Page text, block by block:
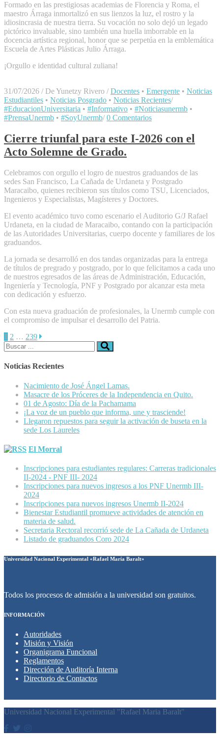
​Formado en las prestigiosas academias de Florencia y Roma, el
maestro Árraga inmortalizó en sus lienzos la luz, el rostro y la
idiosincrasia de nuestra tierra. Su vocación no solo dejó un legado
pictórico invaluable, sino también una huella imborrable en la
docencia artística regional, honor que se perpetúa en la emblemática
Escuela de Artes Plásticas Julio Árraga.
​¡Orgullo e identidad cultural zuliana!
31/07/2026 / De Yunetzy Rivero / Docentes • Emergente • Noticias
Estudiantiles • Noticias Posgrado • Noticias Recientes/
#EducacionUniversitaria • #Informativo • #Noticiasunermb •
#PrensaUnermb • #SoyUnermb/ 0 Comentarios
Cierre triunfal para este I-2026 con el
Acto Solemne de Grado.
Celebramos con orgullo el logro de nuestros graduandos de las
sedes San Francisco, La Cañada de Urdaneta y Postgrado
Maracaibo, quienes recibieron sus títulos como TSU, Licenciados,
Ingenieros y Especialistas, Magísteres y Doctores.
​El evento académico tuvo como escenario el Auditorio G/J Rafael
Urdaneta, en la ciudad de Maracaibo, contando con la participación
de las Autoridades Universitarias, cuerpo docente y familiares de los
graduandos.
La jornada se desarrolló en dos tandas organizadas para la entrega
de títulos de pregrado y postgrado, por lo que felicitamos a cada uno
de nuestros egresados de las áreas de Administración, Educación,
Ingeniería y Tecnología, PNF y Postgrado por alcanzar esta meta
con dedicación y esfuerzo.
Con esta nueva graduación de profesionales, la Unermb cumple con
el compromiso de impulsar el desarrollo del Patria.
Paginación
de
entradas
1 2 … 239
Buscar:
Noticias Recientes
Nacimiento de José Ángel Lamas.
Masacre de los Próceres de la Independencia en Quito.
01 de Agosto: Día de la Pachamama
¡La voz de un pueblo que informa, une y trasciende!
Llegaron repuestos para seguir la activación de buseta en la
sede Los Laureles
El Morral
Inscripciones para estudiantes regulares: Carreras tradicionales
II-2024 - PNF III- 2024
Inscripciones para nuevos ingresos a los PNF Unermb III-
2024
Inscripciones para nuevos ingresos Unermb II-2024
Bienestar Estudiantil promueve actividades de atención en
materia de salud.
Secretaria Rectoral recorrió sede de La Cañada de Urdaneta
Listado de graduandos Coro 2024
Universidad Nacional Experimental «Rafael María Baralt»
Todos los procesos de admisión a la universidad son gratuitos.
INFORMACIÓN
Autoridades
Misión y Visión
Organigrama Funcional
Reglamentos
Dirección de Auditoría Interna
Directorio de Contactos
Universidad Nacional Experimental "Rafael Maria Baralt"